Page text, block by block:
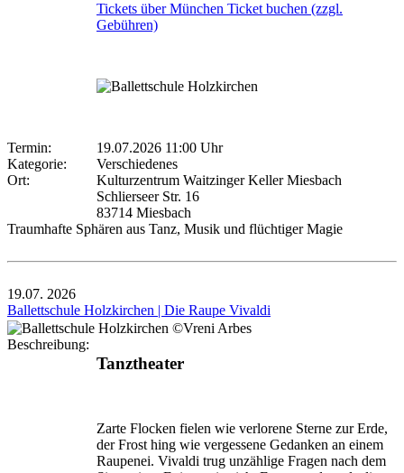
Tickets über München Ticket buchen (zzgl.
Gebühren)
Termin:
19.07.2026 11:00 Uhr
Kategorie:
Verschiedenes
Ort:
Kulturzentrum Waitzinger Keller Miesbach
Schlierseer Str. 16
83714 Miesbach
Traumhafte Sphären aus Tanz, Musik und flüchtiger Magie
19.07. 2026
Ballettschule Holzkirchen | Die Raupe Vivaldi
Beschreibung:
Tanztheater
Zarte Flocken fielen wie verlorene Sterne zur Erde,
der Frost hing wie vergessene Gedanken an einem
Raupenei. Vivaldi trug unzählige Fragen nach dem